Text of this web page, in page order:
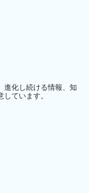
進化し続ける情報、知
ています。